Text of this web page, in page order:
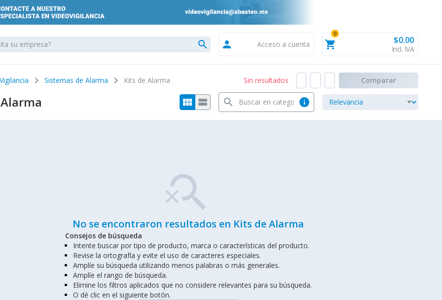
search person Acceso a cuenta shopping_cart
0
$0.00
Incl. IVA
chevron_right Sistemas de Alarma chevron_right Kits de Alarma Sin resultados Comparar
view_module view_stream info
search
search_off
No se encontraron resultados en Kits de Alarma
Consejos de búsqueda
Intente buscar por tipo de producto, marca o características del producto.
Revise la ortografía y evite el uso de caracteres especiales.
Amplíe su búsqueda utilizando menos palabras o más generales.
Amplíe el rango de búsqueda.
Elimine los filtros aplicados que no considere relevantes para su búsqueda.
O dé clic en el siguiente botón.